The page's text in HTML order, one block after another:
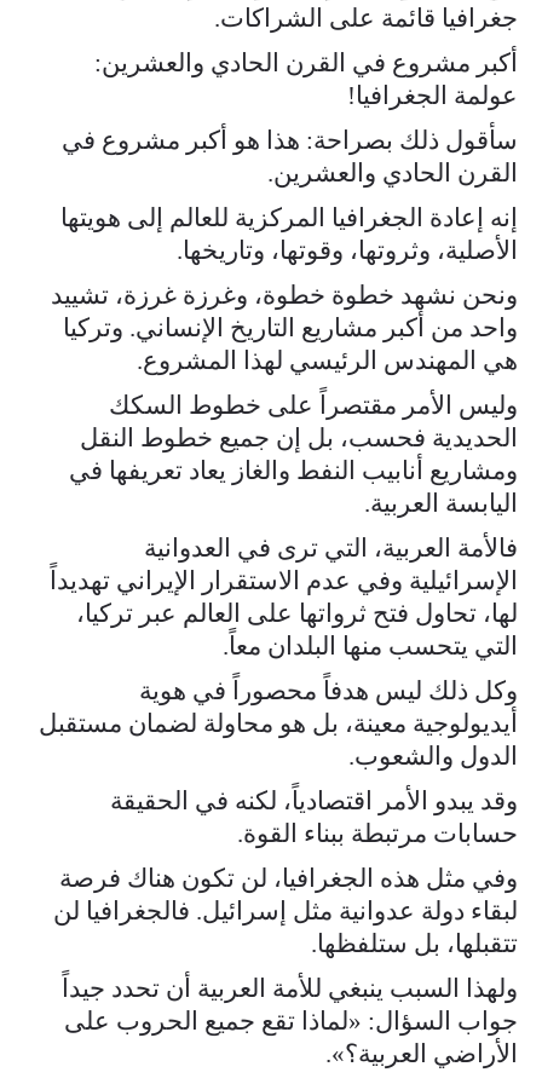
جغرافيا قائمة على الشراكات.
أكبر مشروع في القرن الحادي والعشرين:
عولمة الجغرافيا!
سأقول ذلك بصراحة: هذا هو أكبر مشروع في
القرن الحادي والعشرين.
إنه إعادة الجغرافيا المركزية للعالم إلى هويتها
الأصلية، وثروتها، وقوتها، وتاريخها.
ونحن نشهد خطوة خطوة، وغرزة غرزة، تشييد
واحد من أكبر مشاريع التاريخ الإنساني. وتركيا
هي المهندس الرئيسي لهذا المشروع.
وليس الأمر مقتصراً على خطوط السكك
الحديدية فحسب، بل إن جميع خطوط النقل
ومشاريع أنابيب النفط والغاز يعاد تعريفها في
اليابسة العربية.
فالأمة العربية، التي ترى في العدوانية
الإسرائيلية وفي عدم الاستقرار الإيراني تهديداً
لها، تحاول فتح ثرواتها على العالم عبر تركيا،
التي يتحسب منها البلدان معاً.
وكل ذلك ليس هدفاً محصوراً في هوية
أيديولوجية معينة، بل هو محاولة لضمان مستقبل
الدول والشعوب.
وقد يبدو الأمر اقتصادياً، لكنه في الحقيقة
حسابات مرتبطة ببناء القوة.
وفي مثل هذه الجغرافيا، لن تكون هناك فرصة
لبقاء دولة عدوانية مثل إسرائيل. فالجغرافيا لن
تتقبلها، بل ستلفظها.
ولهذا السبب ينبغي للأمة العربية أن تحدد جيداً
جواب السؤال: «لماذا تقع جميع الحروب على
الأراضي العربية؟».